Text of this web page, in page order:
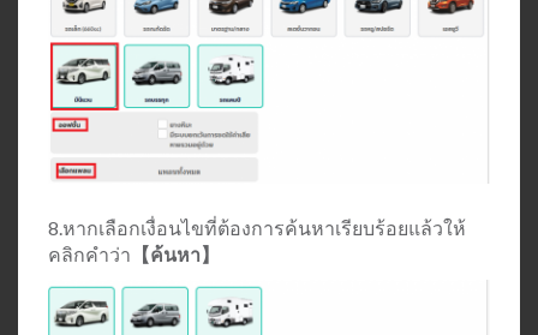
8.หากเลือกเงื่อนไขที่ต้องการค้นหาเรียบร้อยแล้วให้
คลิกคำว่า 【ค้นหา】